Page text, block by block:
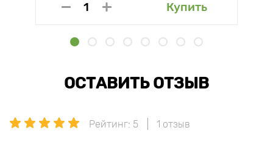
Купить
ОСТАВИТЬ ОТЗЫВ
Рейтинг: 5 1 отзыв